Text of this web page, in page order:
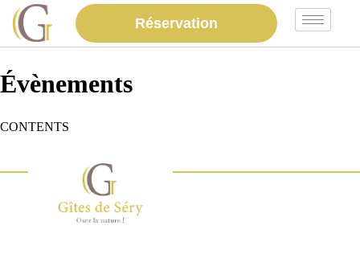
Réservation
Évènements
CONTENTS